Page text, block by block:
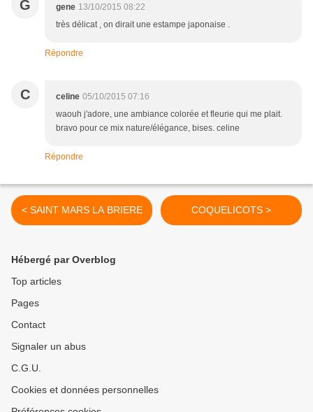
G gene 13/10/2015 08:22
très délicat , on dirait une estampe japonaise .
Répondre
C celine 05/10/2015 07:16
waouh j'adore, une ambiance colorée et fleurie qui me plait.
bravo pour ce mix nature/élégance, bises. celine
Répondre
< SAINT MARS LA BRIERE COQUELICOTS >
Hébergé par Overblog
Top articles
Pages
Contact
Signaler un abus
C.G.U.
Cookies et données personnelles